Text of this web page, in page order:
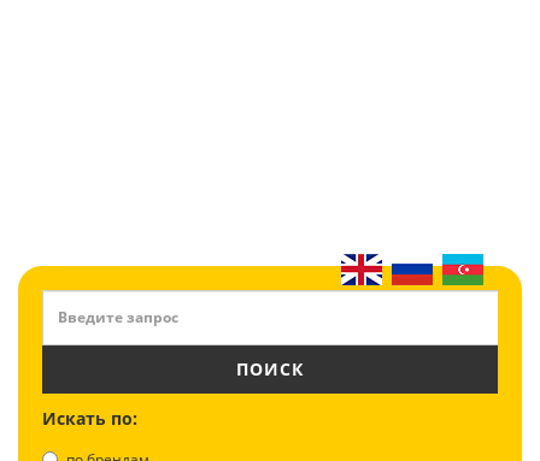
ПОИСК
Искать по: